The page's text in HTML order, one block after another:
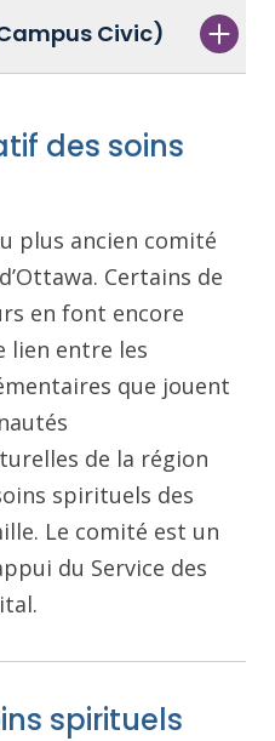
Civic)
des soins
plus ancien comité
Certains de
en font encore
lien entre les
que jouent
de la région
spirituels des
Le comité est un
du Service des
spirituels